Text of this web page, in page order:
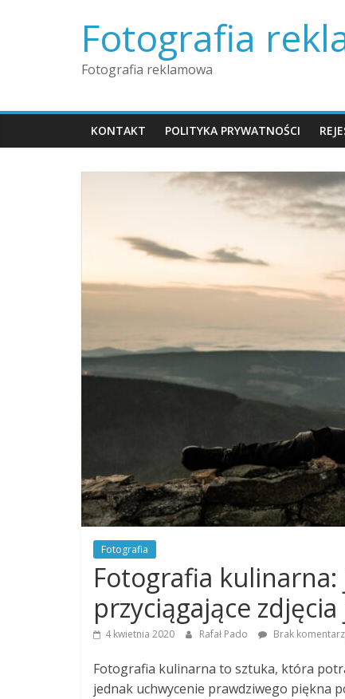
Fotografia
Fotografia reklamowa
KONTAKT POLITYKA PRYWATNOŚCI
Fotografia
Fotografia
przyciągające
4 kwietnia 2020 Rafał Pado Brak
Fotografia kulinarna to sztuka, która
jednak uchwycenie prawdziwego piękna